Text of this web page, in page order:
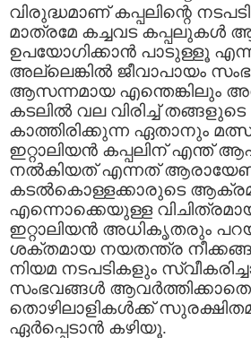
വിരുദ്ധമാണ് കപ്പലിന്റെ
മാത്രമേ കച്ചവട
ഉപയോഗിക്കാന്‍ പാടുള്ളൂ
അല്ലെങ്കില്‍ ജീവാപായം
ആസന്നമായ എന്തെങ്കിലും
കടലില്‍ വല വിരിച്ച്
കാത്തിരിക്കുന്ന ഏതാനും
ഇറ്റാലിയന്‍ കപ്പലിന് എന്ത്
നല്‍കിയത്‌ എന്നത്
കടല്‍കൊള്ളക്കാരുടെ
എന്നൊക്കെയുള്ള
ഇറ്റാലിയന്‍ അധികൃതരും
ശക്തമായ നയതന്ത്ര
നിയമ നടപടികളും
സംഭവങ്ങള്‍
തൊഴിലാളികള്‍ക്ക്‌
ഏര്‍പ്പെടാന്‍ കഴിയൂ.